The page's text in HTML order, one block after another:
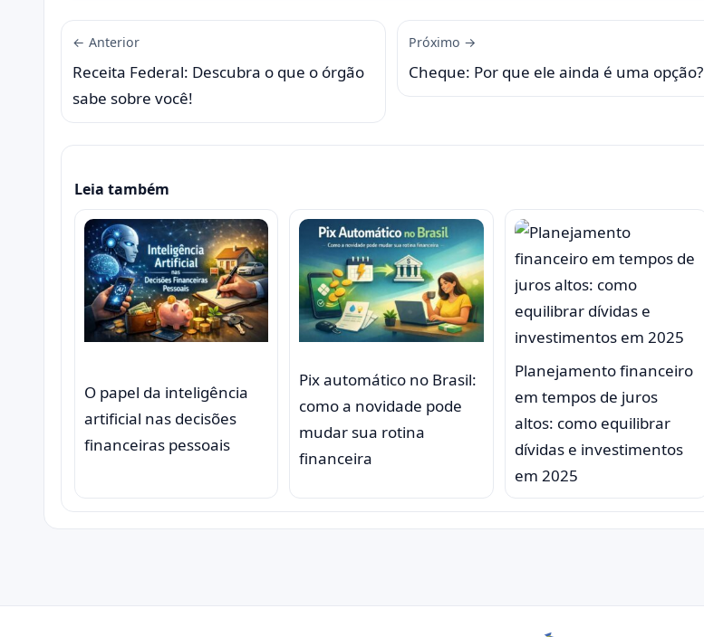
← Anterior
Receita Federal: Descubra o que o órgão
sabe sobre você!
Próximo →
Cheque: Por que ele ainda é uma opção?
Leia também
O papel da inteligência
artificial nas decisões
financeiras pessoais
Pix automático no Brasil:
como a novidade pode
mudar sua rotina
financeira
Planejamento financeiro
em tempos de juros
altos: como equilibrar
dívidas e investimentos
em 2025